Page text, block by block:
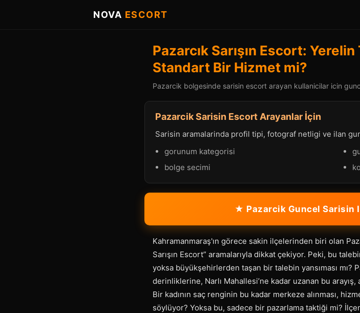
NOVA ESCORT
Pazarcık Sarışın Escort:
Standart Bir Hizmet mi?
Pazarcik bolgesinde sarisin escort arayan kullanicilar icin
Pazarcik Sarisin Escort Arayanlar İçin
Sarisin aramalarinda profil tipi, fotograf netligi ve ilan
gorunum kategorisi
bolge secimi
★ Pazarcik Guncel Sarisin
Kahramanmaraş'ın görece sakin ilçelerinden biri olan
Sarışın Escort” aramalarıyla dikkat çekiyor. Peki, bu
yoksa büyükşehirlerden taşan bir talebin yansıması mı?
derinliklerine, Narlı Mahallesi’ne kadar uzanan bu
Bir kadının saç renginin bu kadar merkeze alınması,
söylüyor? Yoksa bu, sadece bir pazarlama taktiği mi?